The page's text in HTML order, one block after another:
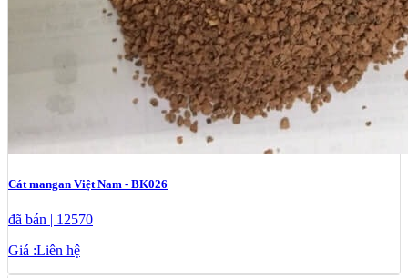
Cát mangan Việt Nam - BK026
đã bán | 12570
Giá :Liên hệ